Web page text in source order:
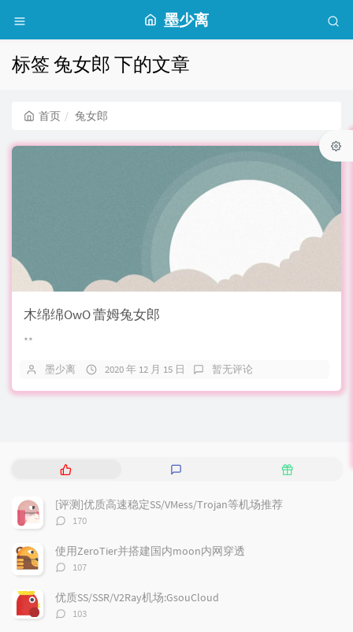
墨少离
标签 兔女郎 下的文章
首页 兔女郎
木绵绵OwO 蕾姆兔女郎
**
墨少离 2020 年 12 月 15 日 暂无评论
热
文
章
随
[评测]优质高速稳定SS/VMess/Trojan等机场推荐
评
数：
170
使用ZeroTier并搭建国内moon内网穿透
评
数：
107
优质SS/SSR/V2Ray机场:GsouCloud
评
103